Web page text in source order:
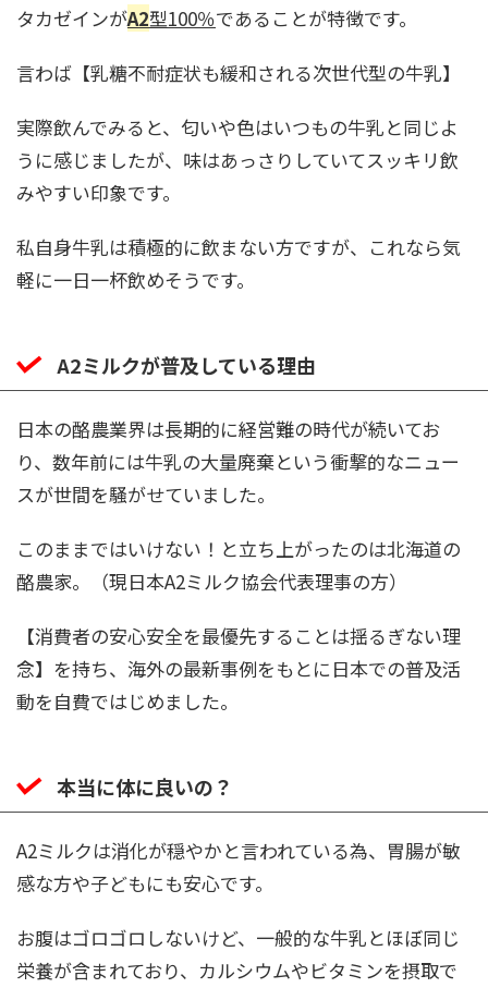
タカゼインがA2型100％であることが特徴です。
言わば【乳糖不耐症状も緩和される次世代型の牛乳】
実際飲んでみると、匂いや色はいつもの牛乳と同じよ
うに感じましたが、味はあっさりしていてスッキリ飲
みやすい印象です。
私自身牛乳は積極的に飲まない方ですが、これなら気
軽に一日一杯飲めそうです。
A2ミルクが普及している理由
日本の酪農業界は長期的に経営難の時代が続いてお
り、数年前には牛乳の大量廃棄という衝撃的なニュー
スが世間を騒がせていました。
このままではいけない！と立ち上がったのは北海道の
酪農家。（現日本A2ミルク協会代表理事の方）
【消費者の安心安全を最優先することは揺るぎない理
念】を持ち、海外の最新事例をもとに日本での普及活
動を自費ではじめました。
本当に体に良いの？
A2ミルクは消化が穏やかと言われている為、胃腸が敏
感な方や子どもにも安心です。
お腹はゴロゴロしないけど、一般的な牛乳とほぼ同じ
栄養が含まれており、カルシウムやビタミンを摂取で